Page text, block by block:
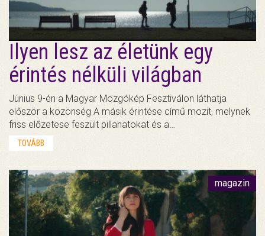
Ilyen lesz az életünk egy
érintés nélküli világban
Június 9-én a Magyar Mozgókép Fesztiválon láthatja
először a közönség A másik érintése című mozit, melynek
friss előzetese feszült pillanatokat és a…
TOVÁBB
magazin